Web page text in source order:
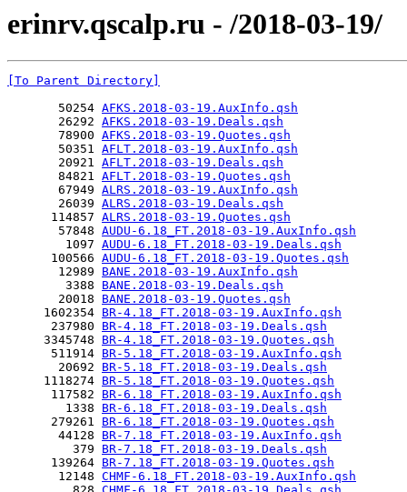
erinrv.qscalp.ru - /2018-03-19/
[To Parent Directory]
       50254
AFKS.2018-03-19.AuxInfo.qsh
       26292
AFKS.2018-03-19.Deals.qsh
       78900
AFKS.2018-03-19.Quotes.qsh
       50351
AFLT.2018-03-19.AuxInfo.qsh
       20921
AFLT.2018-03-19.Deals.qsh
       84821
AFLT.2018-03-19.Quotes.qsh
       67949
ALRS.2018-03-19.AuxInfo.qsh
       26039
ALRS.2018-03-19.Deals.qsh
      114857
ALRS.2018-03-19.Quotes.qsh
       57848
AUDU-6.18_FT.2018-03-19.AuxInfo.qsh
        1097
AUDU-6.18_FT.2018-03-19.Deals.qsh
      100566
AUDU-6.18_FT.2018-03-19.Quotes.qsh
       12989
BANE.2018-03-19.AuxInfo.qsh
        3388
BANE.2018-03-19.Deals.qsh
       20018
BANE.2018-03-19.Quotes.qsh
     1602354
BR-4.18_FT.2018-03-19.AuxInfo.qsh
      237980
BR-4.18_FT.2018-03-19.Deals.qsh
     3345748
BR-4.18_FT.2018-03-19.Quotes.qsh
      511914
BR-5.18_FT.2018-03-19.AuxInfo.qsh
       20692
BR-5.18_FT.2018-03-19.Deals.qsh
     1118274
BR-5.18_FT.2018-03-19.Quotes.qsh
      117582
BR-6.18_FT.2018-03-19.AuxInfo.qsh
        1338
BR-6.18_FT.2018-03-19.Deals.qsh
      279261
BR-6.18_FT.2018-03-19.Quotes.qsh
       44128
BR-7.18_FT.2018-03-19.AuxInfo.qsh
         379
BR-7.18_FT.2018-03-19.Deals.qsh
      139264
BR-7.18_FT.2018-03-19.Quotes.qsh
       12148
CHMF-6.18_FT.2018-03-19.AuxInfo.qsh